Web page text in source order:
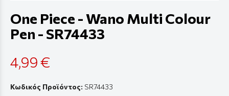
One Piece - Wano Multi Colour
Pen - SR74433
4,99 €
Κωδικός Προϊόντος: SR74433